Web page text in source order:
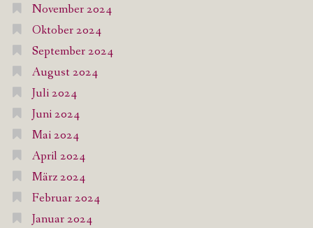
November 2024
Oktober 2024
September 2024
August 2024
Juli 2024
Juni 2024
Mai 2024
April 2024
März 2024
Februar 2024
Januar 2024